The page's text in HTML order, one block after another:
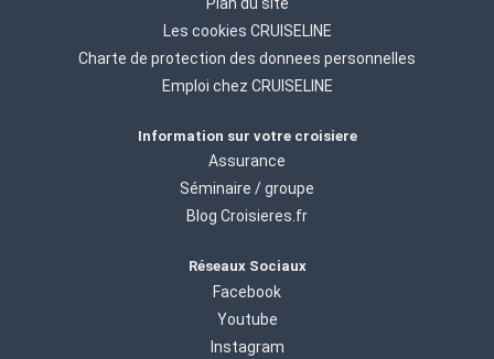
Les cookies CRUISELINE
Charte de protection des donnees personnelles
Emploi chez CRUISELINE
Information sur votre croisiere
Assurance
Séminaire / groupe
Blog Croisieres.fr
Réseaux Sociaux
Facebook
Youtube
Instagram